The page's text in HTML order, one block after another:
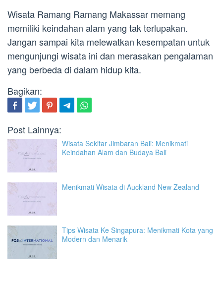
Wisata Ramang Ramang Makassar memang
memiliki keindahan alam yang tak terlupakan.
Jangan sampai kita melewatkan kesempatan untuk
mengunjungi wisata ini dan merasakan pengalaman
yang berbeda di dalam hidup kita.
Bagikan:
Post Lainnya:
Wisata Sekitar Jimbaran Bali: Menikmati
Keindahan Alam dan Budaya Bali
Menikmati Wisata di Auckland New Zealand
Tips Wisata Ke Singapura: Menikmati Kota yang
Modern dan Menarik